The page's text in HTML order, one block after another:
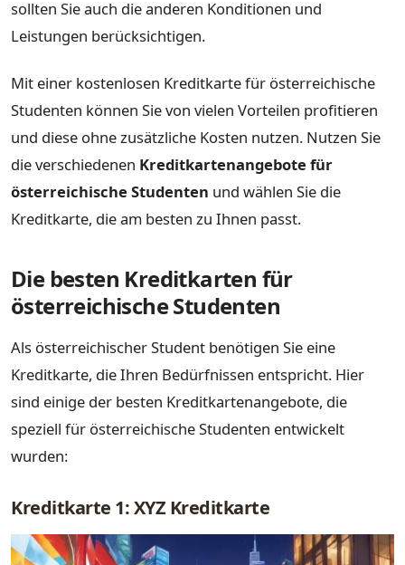
sollten Sie auch die anderen Konditionen und
Leistungen berücksichtigen.
Mit einer kostenlosen Kreditkarte für österreichische
Studenten können Sie von vielen Vorteilen profitieren
und diese ohne zusätzliche Kosten nutzen. Nutzen Sie
die verschiedenen Kreditkartenangebote für
österreichische Studenten und wählen Sie die
Kreditkarte, die am besten zu Ihnen passt.
Die besten Kreditkarten für
österreichische Studenten
Als österreichischer Student benötigen Sie eine
Kreditkarte, die Ihren Bedürfnissen entspricht. Hier
sind einige der besten Kreditkartenangebote, die
speziell für österreichische Studenten entwickelt
wurden:
Kreditkarte 1: XYZ Kreditkarte